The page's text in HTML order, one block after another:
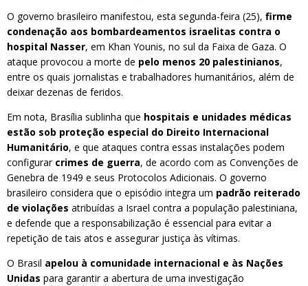
O governo brasileiro manifestou, esta segunda-feira (25), firme
condenação aos bombardeamentos israelitas contra o
hospital Nasser, em Khan Younis, no sul da Faixa de Gaza. O
ataque provocou a morte de pelo menos 20 palestinianos,
entre os quais jornalistas e trabalhadores humanitários, além de
deixar dezenas de feridos.
Em nota, Brasília sublinha que hospitais e unidades médicas
estão sob proteção especial do Direito Internacional
Humanitário, e que ataques contra essas instalações podem
configurar crimes de guerra, de acordo com as Convenções de
Genebra de 1949 e seus Protocolos Adicionais. O governo
brasileiro considera que o episódio integra um padrão reiterado
de violações atribuídas a Israel contra a população palestiniana,
e defende que a responsabilização é essencial para evitar a
repetição de tais atos e assegurar justiça às vítimas.
O Brasil apelou à comunidade internacional e às Nações
Unidas para garantir a abertura de uma investigação